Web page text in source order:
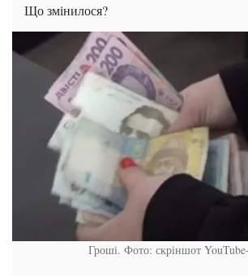
Що змінилося?
Гроші. Фото: скріншот